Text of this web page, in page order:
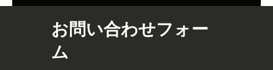
お問い合わせフォー
ム